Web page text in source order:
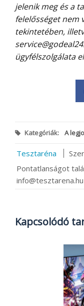
jelenik meg és a
felelősséget nem
tekintetében,
ügyfélszolgálata
Kategóriák: A
Tesztaréna
Pontatlanságot
info@tesztarena.hu
Kapcsolódó